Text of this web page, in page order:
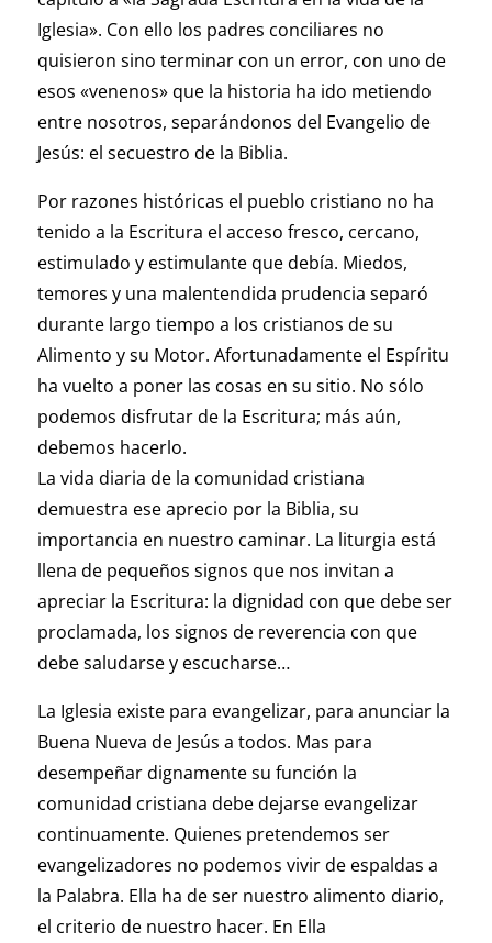
Iglesia». Con ello los padres conciliares no
quisieron sino terminar con un error, con uno de
esos «venenos» que la historia ha ido metiendo
entre nosotros, separándonos del Evangelio de
Jesús: el secuestro de la Biblia.
Por razones históricas el pueblo cristiano no ha
tenido a la Escritura el acceso fresco, cercano,
estimulado y estimulante que debía. Miedos,
temores y una malentendida prudencia separó
durante largo tiempo a los cristianos de su
Alimento y su Motor. Afortunadamente el Espíritu
ha vuelto a poner las cosas en su sitio. No sólo
podemos disfrutar de la Escritura; más aún,
debemos hacerlo.
La vida diaria de la comunidad cristiana
demuestra ese aprecio por la Biblia, su
importancia en nuestro caminar. La liturgia está
llena de pequeños signos que nos invitan a
apreciar la Escritura: la dignidad con que debe ser
proclamada, los signos de reverencia con que
debe saludarse y escucharse…
La Iglesia existe para evangelizar, para anunciar la
Buena Nueva de Jesús a todos. Mas para
desempeñar dignamente su función la
comunidad cristiana debe dejarse evangelizar
continuamente. Quienes pretendemos ser
evangelizadores no podemos vivir de espaldas a
la Palabra. Ella ha de ser nuestro alimento diario,
el criterio de nuestro hacer. En Ella